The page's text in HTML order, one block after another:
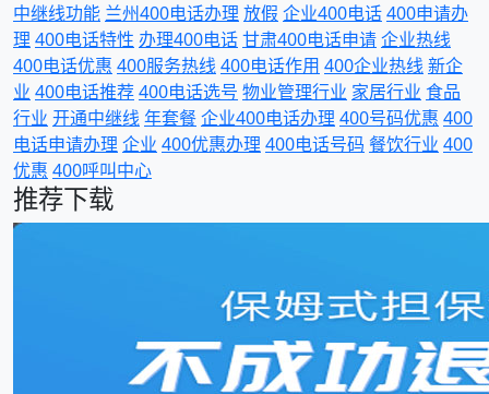
中继线功能 兰州400电话办理 放假 企业400电话400申请办
理 400电话特性 办理400电话甘肃400电话申请企业热线
400电话优惠 400服务热线400电话作用 400企业热线新企
业 400电话推荐400电话选号 物业管理行业 家居行业 食品
行业 开通中继线年套餐企业400电话办理 400号码优惠 400
电话申请办理 企业 400优惠办理 400电话号码 餐饮行业 400
优惠 400呼叫中心
推荐下载